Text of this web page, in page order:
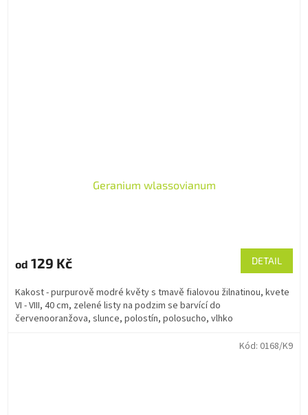
Geranium wlassovianum
od 129 Kč DETAIL
Kakost - purpurově modré květy s tmavě fialovou žilnatinou, kvete
VI - VIII, 40 cm, zelené listy na podzim se barvící do
červenooranžova, slunce, polostín, polosucho, vlhko
Kód: 0168/K9